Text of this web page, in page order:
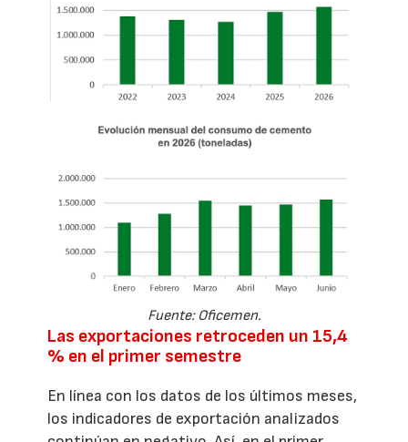
Fuente: Oficemen.
Las exportaciones retroceden un 15,4
% en el primer semestre
En línea con los datos de los últimos meses,
los indicadores de exportación analizados